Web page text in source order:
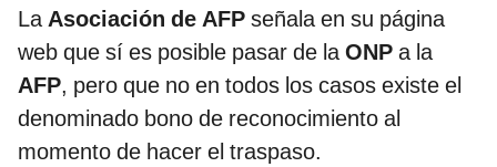
LaAsociación de AFP señala en su página
web que sí es posible pasar de laONP a la
AFP, pero que no en todos los casos existe el
denominado bono de reconocimiento al
momento de hacer el traspaso.